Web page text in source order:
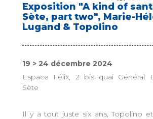
Exposition "A kind of
Sète, part two", Marie-
Lugand & Topolino
19 > 24 décembre 2024
Espace Félix, 2 bis quai Général
Sète
Il y a tout juste six ans, Topolino